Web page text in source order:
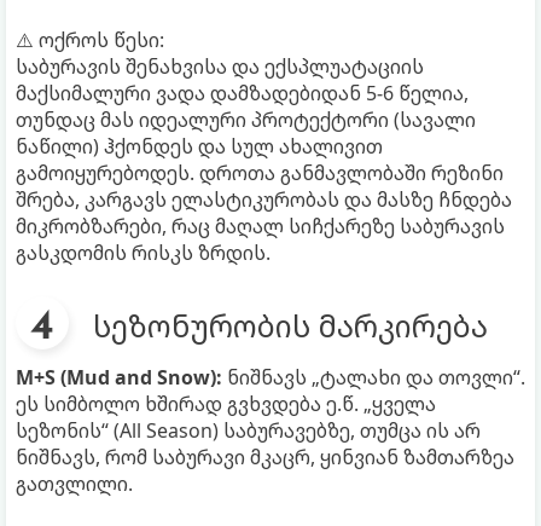
⚠️ ოქროს წესი:
საბურავის შენახვისა და ექსპლუატაციის
მაქსიმალური ვადა დამზადებიდან 5-6 წელია,
თუნდაც მას იდეალური პროტექტორი (სავალი
ნაწილი) ჰქონდეს და სულ ახალივით
გამოიყურებოდეს. დროთა განმავლობაში რეზინი
შრება, კარგავს ელასტიკურობას და მასზე ჩნდება
მიკრობზარები, რაც მაღალ სიჩქარეზე საბურავის
გასკდომის რისკს ზრდის.
სეზონურობის მარკირება
M+S (Mud and Snow): ნიშნავს „ტალახი და თოვლი“.
ეს სიმბოლო ხშირად გვხვდება ე.წ. „ყველა
სეზონის“ (All Season) საბურავებზე, თუმცა ის არ
ნიშნავს, რომ საბურავი მკაცრ, ყინვიან ზამთარზეა
გათვლილი.